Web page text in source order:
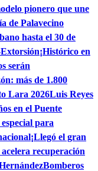
pionero que une
de Palavecino
hasta el 30 de
Extorsión¡Histórico en
serán
más de 1.800
Lara 2026Luis Reyes
en el Puente
para
¡Llegó el gran
recuperación
Bomberos